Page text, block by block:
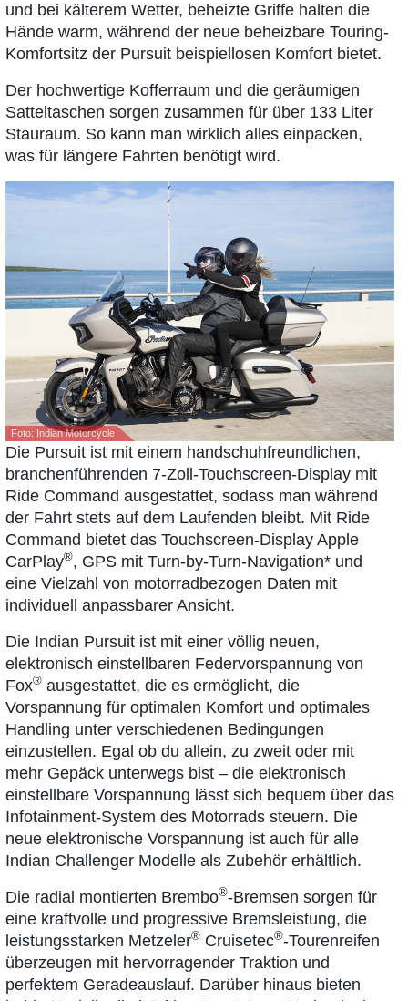
und bei kälterem Wetter, beheizte Griffe halten die
Hände warm, während der neue beheizbare Touring-
Komfortsitz der Pursuit beispiellosen Komfort bietet.
Der hochwertige Kofferraum und die geräumigen
Satteltaschen sorgen zusammen für über 133 Liter
Stauraum. So kann man wirklich alles einpacken,
was für längere Fahrten benötigt wird.
Foto: Indian Motorcycle
Die Pursuit ist mit einem handschuhfreundlichen,
branchenführenden 7-Zoll-Touchscreen-Display mit
Ride Command ausgestattet, sodass man während
der Fahrt stets auf dem Laufenden bleibt. Mit Ride
Command bietet das Touchscreen-Display Apple
CarPlay®, GPS mit Turn-by-Turn-Navigation* und
eine Vielzahl von motorradbezogen Daten mit
individuell anpassbarer Ansicht.
Die Indian Pursuit ist mit einer völlig neuen,
elektronisch einstellbaren Federvorspannung von
Fox® ausgestattet, die es ermöglicht, die
Vorspannung für optimalen Komfort und optimales
Handling unter verschiedenen Bedingungen
einzustellen. Egal ob du allein, zu zweit oder mit
mehr Gepäck unterwegs bist – die elektronisch
einstellbare Vorspannung lässt sich bequem über das
Infotainment-System des Motorrads steuern. Die
neue elektronische Vorspannung ist auch für alle
Indian Challenger Modelle als Zubehör erhältlich.
Die radial montierten Brembo®-Bremsen sorgen für
eine kraftvolle und progressive Bremsleistung, die
leistungsstarken Metzeler® Cruisetec®-Tourenreifen
überzeugen mit hervorragender Traktion und
perfektem Geradeauslauf. Darüber hinaus bieten